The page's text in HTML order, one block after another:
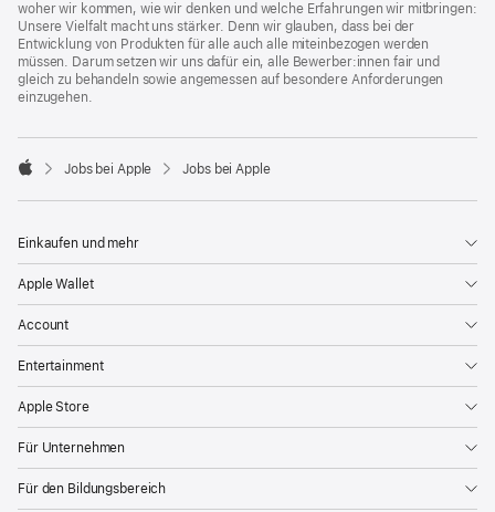
woher wir kommen, wie wir denken und welche Erfahrungen wir mitbringen:
Unsere Vielfalt macht uns stärker. Denn wir glauben, dass bei der
Entwicklung von Produkten für alle auch alle miteinbezogen werden
müssen. Darum setzen wir uns dafür ein, alle Bewerber:innen fair und
gleich zu behandeln sowie angemessen auf besondere Anforderungen
einzugehen.

Jobs bei Apple Jobs bei Apple
Einkaufen und mehr
Apple Wallet
Account
Entertainment
Apple Store
Für Unternehmen
Für den Bildungsbereich